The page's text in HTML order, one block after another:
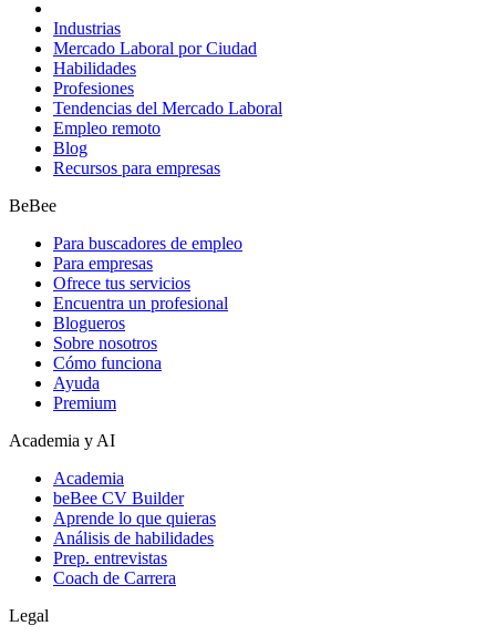
Industrias
Mercado Laboral por Ciudad
Habilidades
Profesiones
Tendencias del Mercado Laboral
Empleo remoto
Blog
Recursos para empresas
BeBee
Para buscadores de empleo
Para empresas
Ofrece tus servicios
Encuentra un profesional
Blogueros
Sobre nosotros
Cómo funciona
Ayuda
Premium
Academia y AI
Academia
beBee CV Builder
Aprende lo que quieras
Análisis de habilidades
Prep. entrevistas
Coach de Carrera
Legal